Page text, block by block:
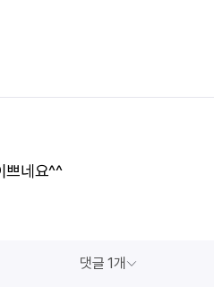
쁘네요^^
댓글 1개